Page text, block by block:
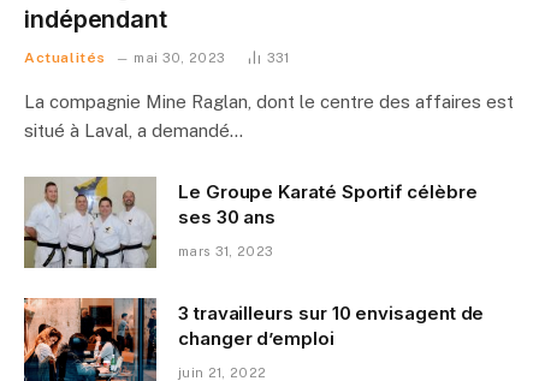
indépendant
Actualités mai 30, 2023 331
La compagnie Mine Raglan, dont le centre des affaires est
situé à Laval, a demandé…
Le Groupe Karaté Sportif célèbre
ses 30 ans
mars 31, 2023
3 travailleurs sur 10 envisagent de
changer d’emploi
juin 21, 2022